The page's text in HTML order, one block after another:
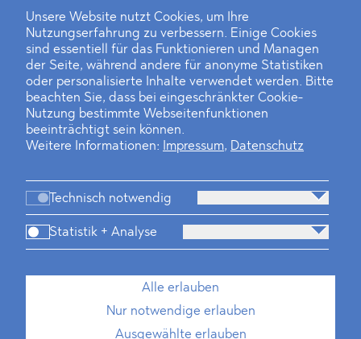
Unsere Website nutzt Cookies, um Ihre
Nutzungserfahrung zu verbessern. Einige Cookies
sind essentiell für das Funktionieren und Managen
der Seite, während andere für anonyme Statistiken
oder personalisierte Inhalte verwendet werden. Bitte
beachten Sie, dass bei eingeschränkter Cookie-
Nutzung bestimmte Webseitenfunktionen
beeinträchtigt sein können.
Weitere Informationen:
Impressum, Datenschutz
Technisch notwendig
Statistik + Analyse
Alle erlauben
Nur notwendige erlauben
Ausgewählte erlauben
‹12111213 141516 17...4647›
Standorte
Brasilien-Praxis